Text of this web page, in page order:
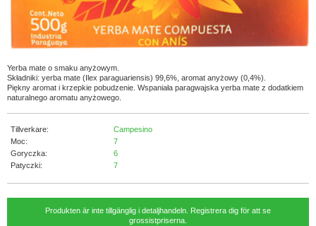
Yerba mate o smaku anyżowym.
Składniki: yerba mate (Ilex paraguariensis) 99,6%, aromat anyżowy (0,4%).
Piękny aromat i krzepkie pobudzenie. Wspaniała paragwajska yerba mate z dodatkiem
naturalnego aromatu anyżowego.
Tillverkare:
Campesino
Moc:
7
Goryczka:
6
Patyczki:
7
Produkten är inte tillgänglig i detaljhandeln. Registrera dig för att se
grossistpriserna.